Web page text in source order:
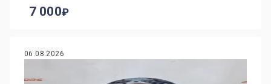
7 000
06.08.2026